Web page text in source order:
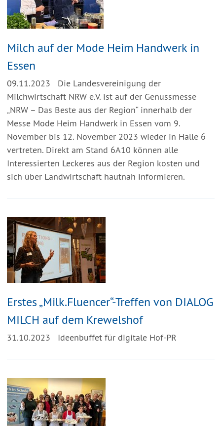
Milch auf der Mode Heim Handwerk in
Essen
09.11.2023
Die Landesvereinigung der
Milchwirtschaft NRW e.V. ist auf der Genussmesse
„NRW – Das Beste aus der Region“ innerhalb der
Messe Mode Heim Handwerk in Essen vom 9.
November bis 12. November 2023 wieder in Halle 6
vertreten. Direkt am Stand 6A10 können alle
Interessierten Leckeres aus der Region kosten und
sich über Landwirtschaft hautnah informieren.
Erstes „Milk.Fluencer“-Treffen von DIALOG
MILCH auf dem Krewelshof
31.10.2023 Ideenbuffet für digitale Hof-PR